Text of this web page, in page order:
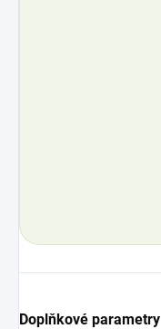
Doplňkové parametry